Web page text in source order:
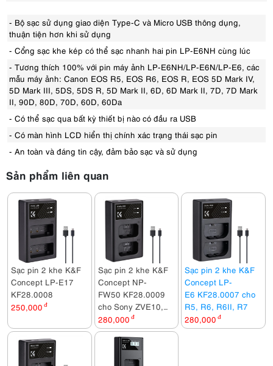
- Bộ sạc sử dụng giao diện Type-C và Micro USB thông dụng,
thuận tiện hơn khi sử dụng
- Cổng sạc khe kép có thể sạc nhanh hai pin LP-E6NH cùng lúc
- Tương thích 100% với pin máy ảnh LP-E6NH/LP-E6N/LP-E6, các
mẫu máy ảnh: Canon EOS R5, EOS R6, EOS R, EOS 5D Mark IV,
5D Mark III, 5DS, 5DS R, 5D Mark II, 6D, 6D Mark II, 7D, 7D Mark
II, 90D, 80D, 70D, 60D, 60Da
- Có thể sạc qua bất kỳ thiết bị nào có đầu ra USB
- Có màn hình LCD hiển thị chính xác trạng thái sạc pin
- An toàn và đáng tin cậy, đảm bảo sạc và sử dụng
Sản phẩm liên quan
Sạc pin 2 khe K&F
Concept LP-E17
KF28.0008
250,000 đ
Sạc pin 2 khe K&F
Concept NP-
FW50 KF28.0009
cho Sony ZVE10,
A6400, NEX 3, NEX
5, NEX 6, NEX 7,
A6000, A5000,
280,000 đ
Sạc pin 2 khe K&F
Concept LP-
E6 KF28.0007 cho
R5, R6, R6II, R7
280,000 đ